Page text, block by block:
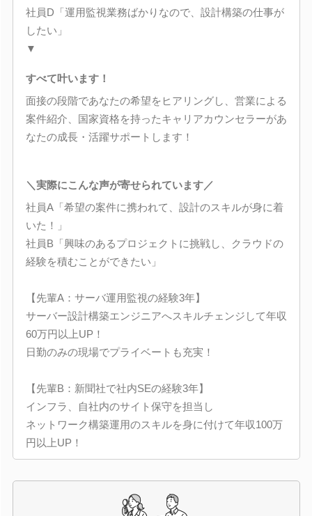
社員D「運用監視業務ばかりなので、設計構築の仕事が
したい」
▼
すべて叶います！
面接の段階であなたの希望をヒアリングし、営業による
案件紹介、国家資格を持ったキャリアカウンセラーがあ
なたの成長・活躍サポートします！
＼実際にこんな声が寄せられています／
社員A「希望の案件に携われて、設計のスキルが身に着
いた！」
社員B「興味のあるプロジェクトに挑戦し、クラウドの
経験を積むことができたい」
【先輩A：サーバ運用監視の経験3年】
サーバー設計構築エンジニアへスキルチェンジして年収
60万円以上UP！
日勤のみの現場でプライベートも充実！
【先輩B：新聞社で社内SEの経験3年】
インフラ、自社内のサイト保守を担当し
ネットワーク構築運用のスキルを身に付けて年収100万
円以上UP！